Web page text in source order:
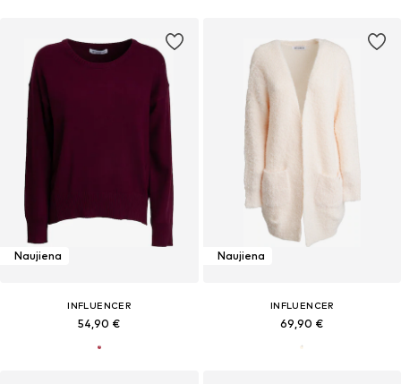
Naujiena
INFLUENCER
54,90 €
Naujiena
INFLUENCER
69,90 €